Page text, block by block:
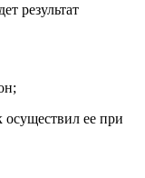
результат
ее при